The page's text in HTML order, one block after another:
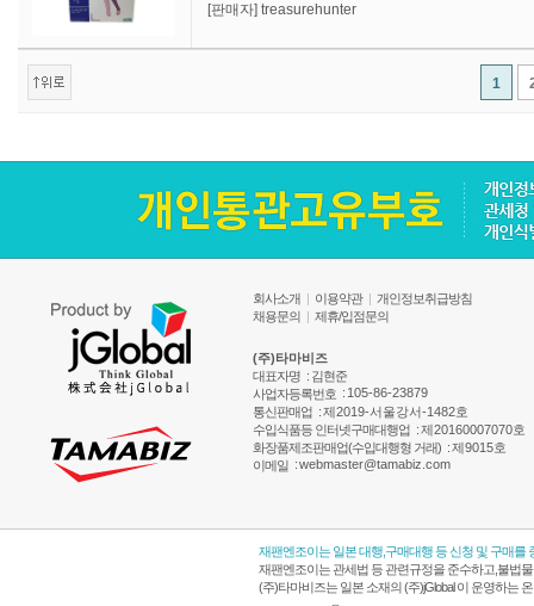
[판매자] treasurehunter
1
회사소개 | 이용약관 | 개인정보취급방침
채용문의 | 제휴/입점문의
(주)타마비즈
대표자명 : 김현준
사업자등록번호 : 105-86-23879
통신판매업 :제2019-서울강서-1482호
수입식품등 인터넷구매대행업 :제20160007070호
화장품제조판매업(수입대행형 거래) :제9015호
이메일 :webmaster@tamabiz.com
재팬엔조이는 일본 대행,구매대행 등 신청 및 구매
재팬엔조이는 관세법 등 관련규정을 준수하고,불법
(주)타마비즈는 일본 소재의 (주)jGlobal 이 운영하는